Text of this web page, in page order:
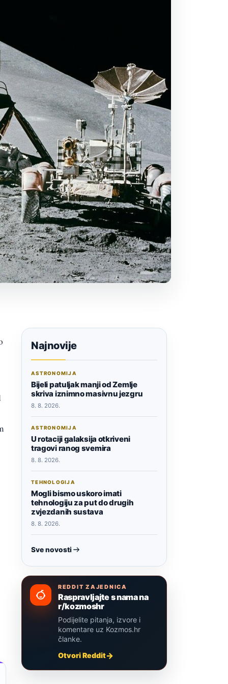
Najnovije
ASTRONOMIJA
Bijeli patuljak manji od Zemlje
skriva iznimno masivnu jezgru
8. 8. 2026.
ASTRONOMIJA
U rotaciji galaksija otkriveni
tragovi ranog svemira
8. 8. 2026.
TEHNOLOGIJA
Mogli bismo uskoro imati
tehnologiju za put do drugih
zvjezdanih sustava
8. 8. 2026.
Sve novosti
REDDIT ZAJEDNICA
Raspravljajte s nama na
r/kozmoshr
Podijelite pitanja, izvore i
komentare uz Kozmos.hr
članke.
Otvori Reddit